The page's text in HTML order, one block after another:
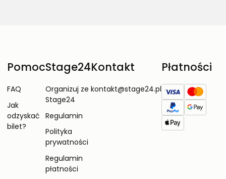
Pomoc
FAQ
Jak
odzyskać
bilet?
Stage24
Organizuj ze
Stage24
Regulamin
Polityka
prywatności
Regulamin
płatności
Kontakt
kontakt@stage24.pl
Płatności